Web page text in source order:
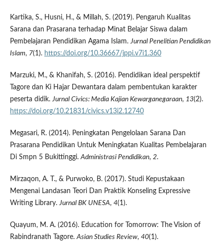
Kartika, S., Husni, H., & Millah, S. (2019). Pengaruh Kualitas
Sarana dan Prasarana terhadap Minat Belajar Siswa dalam
Pembelajaran Pendidikan Agama Islam.Jurnal Penelitian Pendidikan
Islam, 7(1). https://doi.org/10.36667/jppi.v7i1.360
Marzuki, M., & Khanifah, S. (2016). Pendidikan ideal perspektif
Tagore dan Ki Hajar Dewantara dalam pembentukan karakter
peserta didik.Jurnal Civics: Media Kajian Kewarganegaraan, 13(2).
https://doi.org/10.21831/civics.v13i2.12740
Megasari, R. (2014). Peningkatan Pengelolaan Sarana Dan
Prasarana Pendidikan Untuk Meningkatan Kualitas Pembelajaran
Di Smpn 5 Bukittinggi.Administrasi Pendidikan, 2.
Mirzaqon, A. T., & Purwoko, B. (2017). Studi Kepustakaan
Mengenai Landasan Teori Dan Praktik Konseling Expressive
Writing Library.Jurnal BK UNESA, 4(1).
Quayum, M. A. (2016). Education for Tomorrow: The Vision of
Rabindranath Tagore.Asian Studies Review, 40(1).